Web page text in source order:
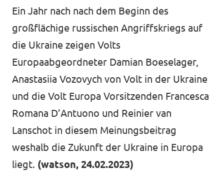
Hochspannung - powered by Volt - Podcast
Leichte Sprache
Jobs bei Volt
Mache mit!
Ein Jahr nach nach dem Beginn des
großflächige russischen Angriffskriegs auf
die Ukraine zeigen Volts
Europaabgeordneter Damian Boeselager,
Anastasiia Vozovych von Volt in der Ukraine
und die Volt Europa Vorsitzenden Francesca
Romana D’Antuono und Reinier van
Lanschot in diesem Meinungsbeitrag
weshalb die Zukunft der Ukraine in Europa
liegt. (watson, 24.02.2023)